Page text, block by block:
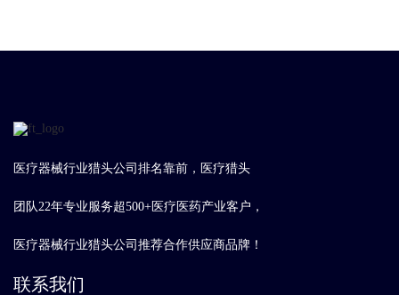
医疗器械行业猎头公司排名靠前，医疗猎头
团队22年专业服务超500+医疗医药产业客户，
医疗器械行业猎头公司推荐合作供应商品牌！
联系我们